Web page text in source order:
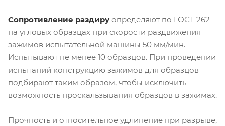
Сопротивление раздиру определяют по ГОСТ 262
на угловых образцах при скорости раздвижения
зажимов испытательной машины 50 мм/мин.
Испытывают не менее 10 образцов. При проведении
испытаний конструкцию зажимов для образцов
подбирают таким образом, чтобы исключить
возможность проскальзывания образцов в зажимах.
Прочность и относительное удлинение при разрыве,